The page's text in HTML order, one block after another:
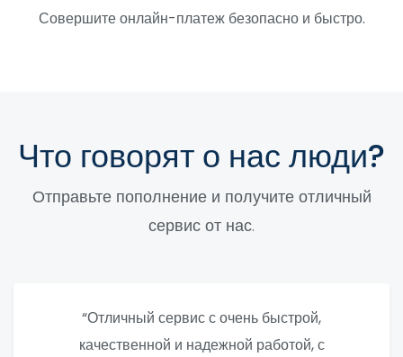
Совершите онлайн-платеж безопасно и быстро.
Что говорят о нас люди?
Отправьте пополнение и получите отличный
сервис от нас.
“Отличный сервис с очень быстрой,
качественной и надежной работой, с